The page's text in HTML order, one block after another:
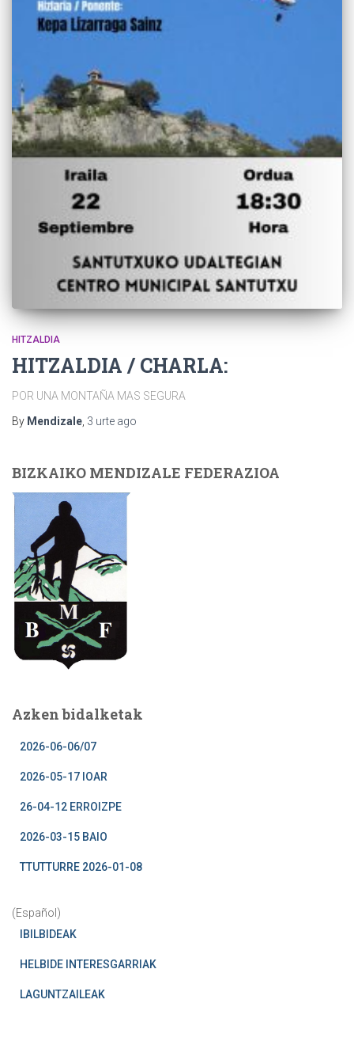
HITZALDIA
HITZALDIA / CHARLA:
POR UNA MONTAÑA MAS SEGURA
By Mendizale 3 urte ago
BIZKAIKO MENDIZALE FEDERAZIOA
Azken bidalketak
2026-06-06/07
2026-05-17 IOAR
26-04-12 ERROIZPE
2026-03-15 BAIO
TTUTTURRE 2026-01-08
(Español)
IBILBIDEAK
HELBIDE INTERESGARRIAK
LAGUNTZAILEAK